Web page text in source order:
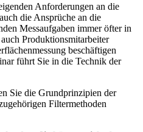
Anforderungen an die
die Ansprüche an die
Messaufgaben immer öfter in
Produktionsmitarbeiter
beschäftigen
führt Sie in die Technik der
Sie die Grundprinzipien der
Filtermethoden